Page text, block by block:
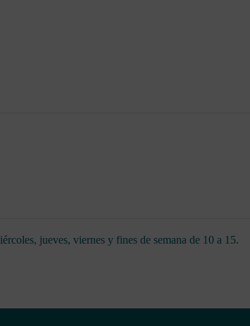
jueves, viernes y fines de semana de 10 a 15.